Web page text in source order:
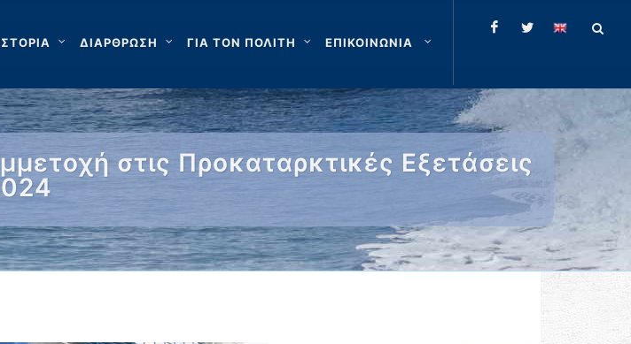
ΔΙΑΡΘΡΩΣΗ ΓΙΑ ΤΟΝ ΠΟΛΙΤΗ ΕΠΙΚΟΙΝΩΝΙΑ
στις Προκαταρκτικές Εξετάσεις